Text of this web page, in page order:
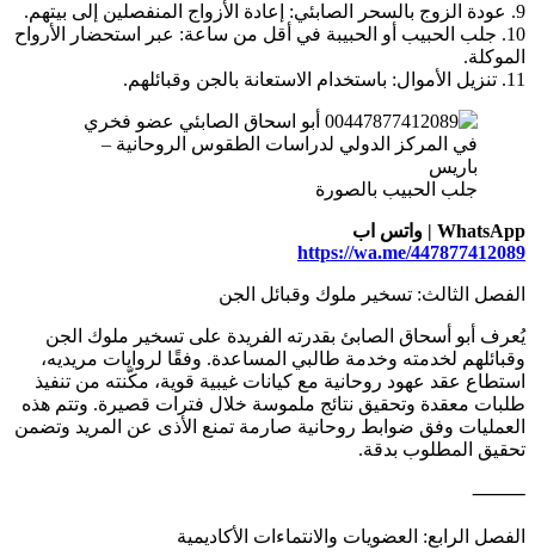
9. عودة الزوج بالسحر الصابئي: إعادة الأزواج المنفصلين إلى بيتهم.
10. جلب الحبيب أو الحبيبة في أقل من ساعة: عبر استحضار الأرواح
الموكلة.
11. تنزيل الأموال: باستخدام الاستعانة بالجن وقبائلهم.
جلب الحبيب بالصورة
WhatsApp | واتس اب
https://wa.me/447877412089
الفصل الثالث: تسخير ملوك وقبائل الجن
يُعرف أبو أسحاق الصابئ بقدرته الفريدة على تسخير ملوك الجن
وقبائلهم لخدمته وخدمة طالبي المساعدة. وفقًا لروايات مريديه،
استطاع عقد عهود روحانية مع كيانات غيبية قوية، مكّنته من تنفيذ
طلبات معقدة وتحقيق نتائج ملموسة خلال فترات قصيرة. وتتم هذه
العمليات وفق ضوابط روحانية صارمة تمنع الأذى عن المريد وتضمن
تحقيق المطلوب بدقة.
⸻
الفصل الرابع: العضويات والانتماءات الأكاديمية